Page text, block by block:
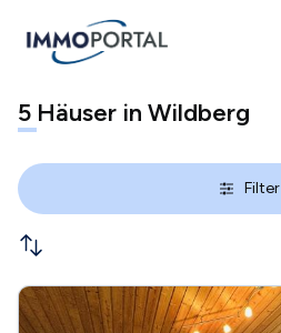
5 Häuser in Wildberg
Filter